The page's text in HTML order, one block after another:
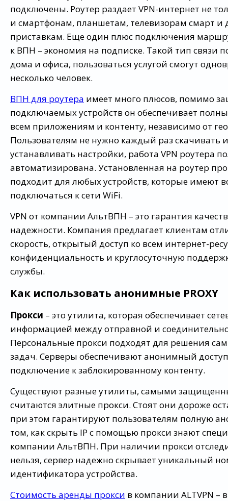
подключены. Роутер раздает VPN-интернет не
и смартфонам, планшетам, телевизорам смарт
приставкам. Еще один плюс подключения
к ВПН – экономия на подписке. Такой тип связи
дома и офиса, пользоваться услугой смогут
несколько человек.
ВПН для роутера имеет много плюсов, помимо
подключаемых устройств он обеспечивает
всем приложениям и контенту, независимо от
Пользователям не нужно каждый раз скачивать и
устанавливать настройки, работа VPN роутера
автоматизирована. Установленная на роутер
подходит для любых устройств, которые имеют
подключаться к сети WiFi.
VPN от компании АльтВПН – это гарантия
надежности. Компания предлагает клиентам
скорость, открытый доступ ко всем интернет-
конфиденциальность и круглосуточную
службы.
Как использовать анонимные PROXY
Прокси – это утилита, которая обеспечивает
информацией между отправной и
Персональные прокси подходят для решения
задач. Серверы обеспечивают анонимный
подключение к заблокированному контенту.
Существуют разные утилиты, самыми
считаются элитные прокси. Стоят они дороже
при этом гарантируют пользователям полную
том, как скрыть IP с помощью прокси знают
компании АльтВПН. При наличии прокси
нельзя, сервер надежно скрывает уникальный
идентификатора устройства.
Стоимость аренды прокси в компании ALTVPN –